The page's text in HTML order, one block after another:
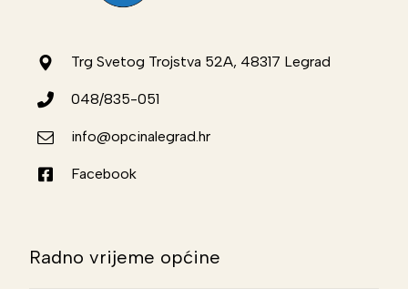
Trg Svetog Trojstva 52A, 48317 Legrad
048/835-051
info@opcinalegrad.hr
Facebook
Radno vrijeme općine